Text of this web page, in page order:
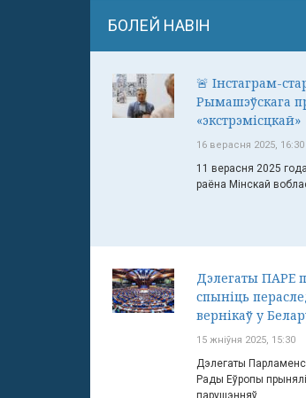
БОЛЕЙ НАВІН
🚨 Інстаграм-
Рымашэўскага
«экстрэмісцкай»
16 верасня 2025, 16:30
11 верасня 2025
раёна Мінскай
Дэлегаты ПАРЕ
спыніць
вернікаў у
15 жніўня 2025, 15:30
Дэлегаты
Рады Еўропы
парушэнняў ...